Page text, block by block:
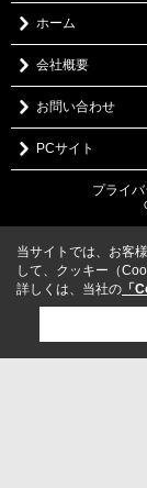
ホーム
会社概要
お問い合わせ
PCサイト
プライ
当サイトでは、お客
して、クッキー（
詳しくは、当社の 「